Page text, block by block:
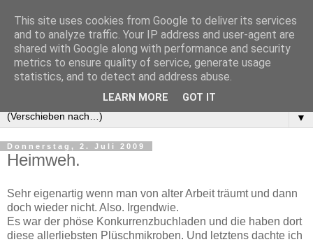
▼
Donnerstag, 2. Juli 2009
Heimweh.
Sehr eigenartig wenn man von alter Arbeit träumt und dann
doch wieder nicht. Also. Irgendwie.
Es war der phöse Konkurrenzbuchladen und die haben dort
diese allerliebsten Plüschmikroben. Und letztens dachte ich
This site uses cookies from Google to deliver its services
and to analyze traffic. Your IP address and user-agent are
shared with Google along with performance and security
metrics to ensure quality of service, generate usage
statistics, and to detect and address abuse.
LEARN MORE GOT IT